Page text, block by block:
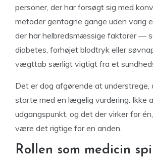
personer, der har forsøgt sig med
metoder gentagne gange uden varig
der har helbredsmæssige faktorer —
diabetes, forhøjet blodtryk eller
vægttab særligt vigtigt fra et
Det er dog afgørende at understrege,
starte med en lægelig vurdering. Ikke
udgangspunkt, og det der virker for
være det rigtige for en anden.
Rollen som medicin